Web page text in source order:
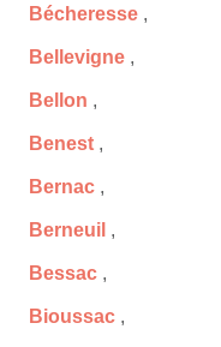
Bécheresse ,
Bellevigne ,
Bellon ,
Benest ,
Bernac ,
Berneuil ,
Bessac ,
Bioussac ,